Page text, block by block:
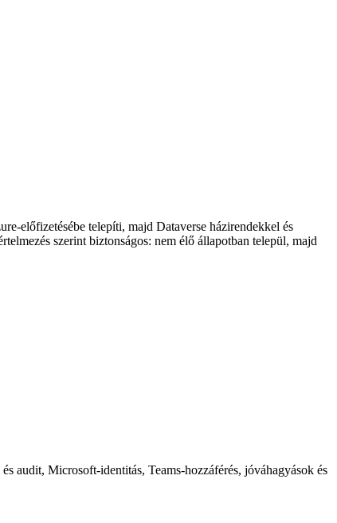
előfizetésébe telepíti, majd Dataverse házirendekkel és
szerint biztonságos: nem élő állapotban települ, majd
audit, Microsoft-identitás, Teams-hozzáférés, jóváhagyások és